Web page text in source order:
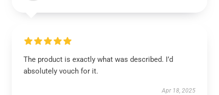
The product is exactly what was described. I’d
absolutely vouch for it.
Apr 18, 2025